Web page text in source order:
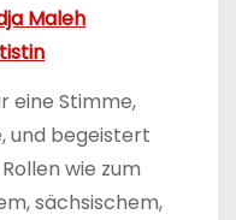
Maleh
eine Stimme,
und begeistert
wie zum
sächsischem,